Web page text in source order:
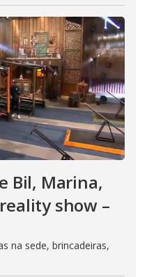
Bil, Marina,
show –
na sede, brincadeiras,